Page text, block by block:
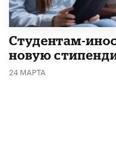
Студентам-
новую
24 МАРТА